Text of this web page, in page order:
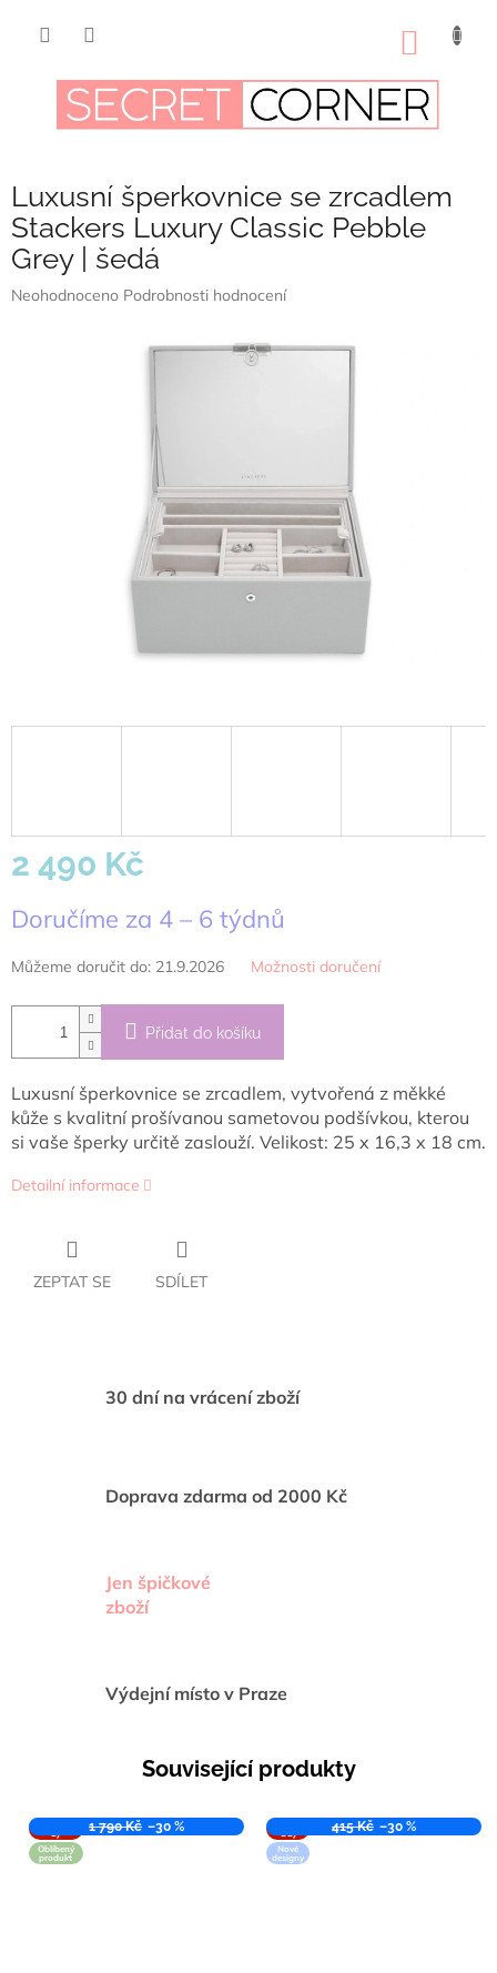
Luxusní šperkovnice se zrcadlem
Stackers Luxury Classic Pebble
Grey | šedá
Průměrné
Neohodnoceno Podrobnosti hodnocení
2 490 Kč
cena:
Doručíme za 4 – 6 týdnů
Můžeme doručit do: 21.9.2026 Možnosti doručení
Přidat do košíku
Luxusní šperkovnice se zrcadlem, vytvořená z měkké
kůže s kvalitní prošívanou sametovou podšívkou, kterou
si vaše šperky určitě zaslouží. Velikost: 25 x 16,3 x 18 cm.
Detailní informace
ZEPTAT SE SDÍLET
30 dní na vrácení zboží
Doprava zdarma od 2000 Kč
Jen špičkové
zboží
Výdejní místo v Praze
Související produkty
Oblíbený
produkt
1 790 Kč –30 %
Nové
designy
415 Kč –30 %